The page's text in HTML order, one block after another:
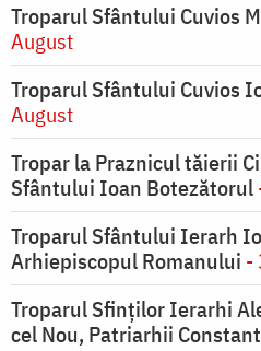
Troparul Sfântului Cuvios
August
Troparul Sfântului Cuvios
August
Tropar la Praznicul tăierii
Sfântului Ioan Botezătorul
Troparul Sfântului Ierarh
Arhiepiscopul Romanului -
Troparul Sfinţilor Ierarhi
cel Nou, Patriarhii